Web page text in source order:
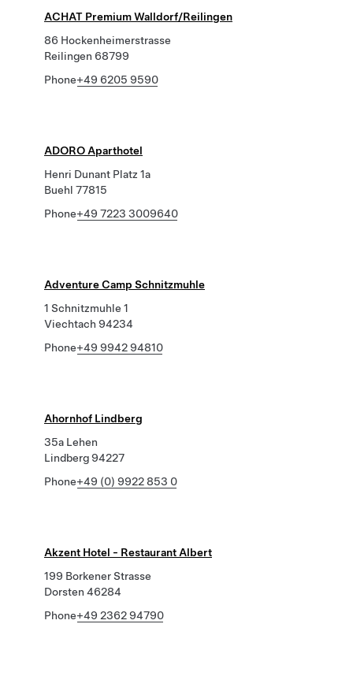
ACHAT Premium Walldorf/Reilingen
86 Hockenheimerstrasse
Reilingen 68799
Phone+49 6205 9590
ADORO Aparthotel
Henri Dunant Platz 1a
Buehl 77815
Phone+49 7223 3009640
Adventure Camp Schnitzmuhle
1 Schnitzmuhle 1
Viechtach 94234
Phone+49 9942 94810
Ahornhof Lindberg
35a Lehen
Lindberg 94227
Phone+49 (0) 9922 853 0
Akzent Hotel - Restaurant Albert
199 Borkener Strasse
Dorsten 46284
Phone+49 2362 94790